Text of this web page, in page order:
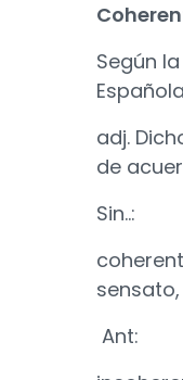
Según
adj.
de
Sin..:
sensato,
Ant: